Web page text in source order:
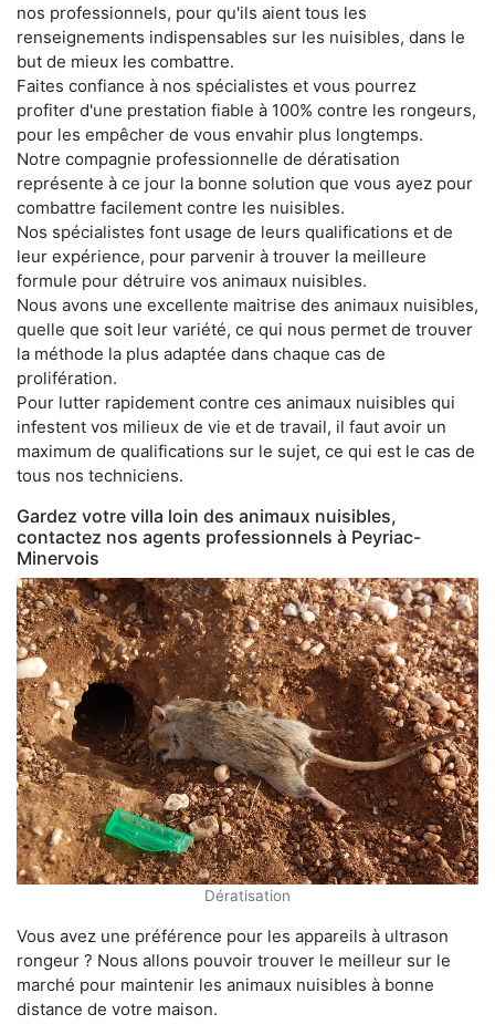
nos professionnels, pour qu'ils aient tous les
renseignements indispensables sur les nuisibles, dans le
but de mieux les combattre.
Faites confiance à nos spécialistes et vous pourrez
profiter d'une prestation fiable à 100% contre les rongeurs,
pour les empêcher de vous envahir plus longtemps.
Notre compagnie professionnelle de dératisation
représente à ce jour la bonne solution que vous ayez pour
combattre facilement contre les nuisibles.
Nos spécialistes font usage de leurs qualifications et de
leur expérience, pour parvenir à trouver la meilleure
formule pour détruire vos animaux nuisibles.
Nous avons une excellente maitrise des animaux nuisibles,
quelle que soit leur variété, ce qui nous permet de trouver
la méthode la plus adaptée dans chaque cas de
prolifération.
Pour lutter rapidement contre ces animaux nuisibles qui
infestent vos milieux de vie et de travail, il faut avoir un
maximum de qualifications sur le sujet, ce qui est le cas de
tous nos techniciens.
Gardez votre villa loin des animaux nuisibles,
contactez nos agents professionnels à Peyriac-
Minervois
Dératisation
Vous avez une préférence pour les appareils à ultrason
rongeur ? Nous allons pouvoir trouver le meilleur sur le
marché pour maintenir les animaux nuisibles à bonne
distance de votre maison.